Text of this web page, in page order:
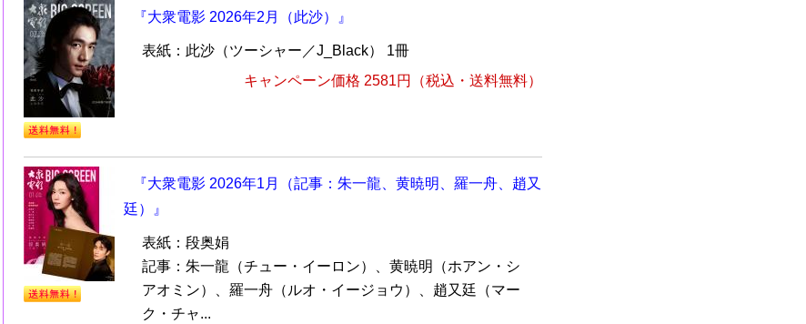
『大衆電影 2026年2月（此沙）』
表紙：此沙（ツーシャー／J_Black） 1冊
キャンペーン価格 2581円
（税込・送料無料）
『大衆電影 2026年1月（記事：朱一龍、黄暁明、羅一舟、趙又
廷）』
表紙：段奥娟
記事：朱一龍（チュー・イーロン）、黄暁明（ホアン・シ
アオミン）、羅一舟（ルオ・イージョウ）、趙又廷（マー
ク・チャ...